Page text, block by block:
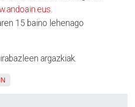
15 baino lehenago
argazkiak.